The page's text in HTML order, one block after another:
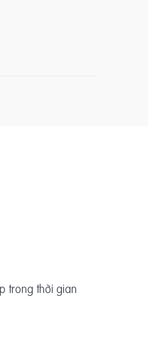
trong thời gian